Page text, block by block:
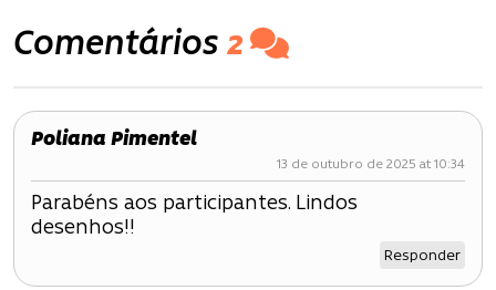
v
e
g
a
ç
ã
Comentários 2
Poliana Pimentel
13 de outubro de 2025 at 10:34
Parabéns aos participantes. Lindos
desenhos!!
Responder